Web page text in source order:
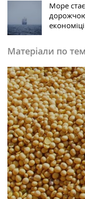
Море
економіці
Матеріали по